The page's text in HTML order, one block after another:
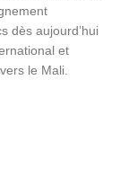
dès aujourd’hui
et
le Mali.